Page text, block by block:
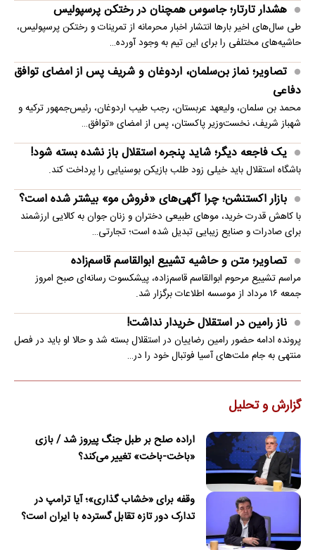
هشدار تارتار؛ جاسوس همچنان در رختکن پرسپولیس
طی سال‌های اخیر بارها انتشار اخبار محرمانه از تمرینات و رختکن پرسپولیس،
حاشیه‌های مختلفی را برای این تیم به وجود آورده…
تصاویر؛ نماز بن‌سلمان، اردوغان و شریف پس از امضای توافق
دفاعی
محمد بن سلمان، ولیعهد عربستان، رجب طیب اردوغان، رئیس‌جمهور ترکیه و
شهباز شریف، نخست‌وزیر پاکستان، پس از امضای «توافق…
یک فاجعه دیگر؛ شاید پنجره استقلال باز نشده بسته شود!
باشگاه استقلال باید خیلی زود طلب بازیکن بوسنیایی را پرداخت کند.
بازار اکستنشن؛ چرا آگهی‌های «فروش مو» بیشتر شده است؟
با کاهش قدرت خرید، موهای طبیعی دختران و زنان جوان به کالایی ارزشمند
برای صادرات و صنایع زیبایی تبدیل شده است؛ تجارتی…
تصاویر؛ متن و حاشیه تشییع ابوالقاسم قاسم‌زاده
مراسم تشییع مرحوم ابوالقاسم قاسم‌زاده، پیشکسوت رسانه‌ای صبح امروز
جمعه ۱۶ مرداد از موسسه اطلاعات برگزار شد.
ناز رامین در استقلال خریدار نداشت!
پرونده ادامه حضور رامین رضاییان در استقلال بسته شد و حالا او باید در فصل
منتهی به جام ملت‌های آسیا فوتبال خود را در…
گزارش و تحلیل
اراده صلح بر طبل جنگ پیروز شد / بازی
«باخت-باخت» تغییر می‌کند؟
وقفه برای «خشاب گذاری»؛ آیا ترامپ در
تدارک دور تازه تقابل گسترده با ایران است؟